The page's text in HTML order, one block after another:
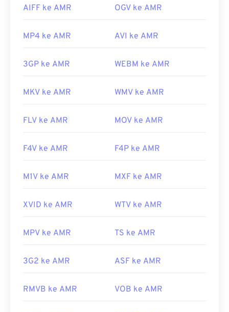
AIFF ke AMR OGV ke AMR
MP4 ke AMR AVI ke AMR
3GP ke AMR WEBM ke AMR
MKV ke AMR WMV ke AMR
FLV ke AMR MOV ke AMR
F4V ke AMR F4P ke AMR
M1V ke AMR MXF ke AMR
XVID ke AMR WTV ke AMR
MPV ke AMR TS ke AMR
3G2 ke AMR ASF ke AMR
RMVB ke AMR VOB ke AMR